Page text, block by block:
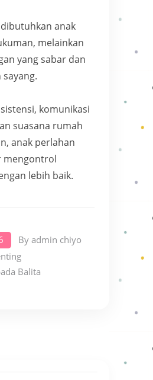
anak
melainkan
yang sabar dan
komunikasi
suasana rumah
anak perlahan
mengontrol
lebih baik.
By admin chiyo
Balita